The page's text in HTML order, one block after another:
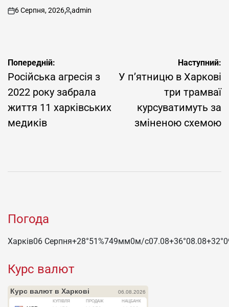
on
6 Серпня, 2026
Опубліковано
admin
Навігація
записів
Попередній:
Російська агресія з
2022 року забрала
життя 11 харківських
медиків
Наступний:
У п’ятницю в Харкові
три трамваї
курсуватимуть за
зміненою схемою
Погода
Харків06 Серпня+28°51 %749мм0м/c07.08+36°08.08+32°
Курс валют